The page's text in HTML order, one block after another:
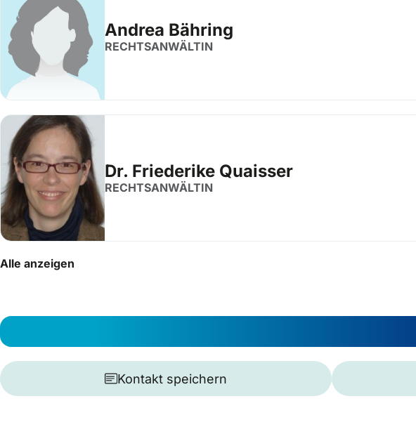
Andrea Bähring
RECHTSANWÄLTIN
Dr. Friederike Quaisser
RECHTSANWÄLTIN
Alle anzeigen
Kontakt speichern